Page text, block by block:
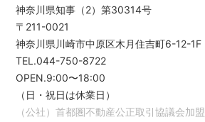
神奈川県知事（2）第30314号
〒211-0021
神奈川県川崎市中原区木月住吉町6-12-1F
TEL.044-750-8722
OPEN.9:00〜18:00
（日・祝日は休業日）
（公社）首都圏不動産公正取引協議会加盟